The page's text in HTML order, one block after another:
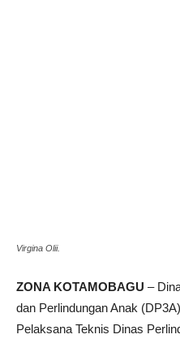
Virgina Olii.
ZONA KOTAMOBAGU –
dan Perlindungan Anak
Pelaksana Teknis Dinas